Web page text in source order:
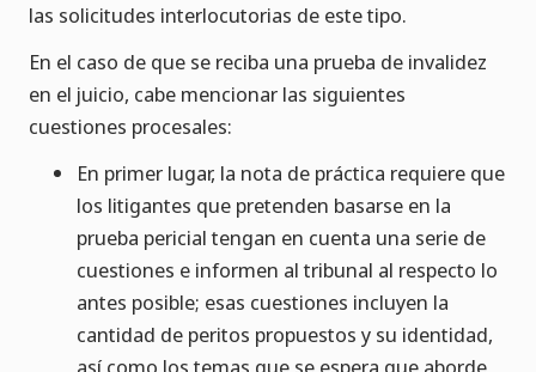
las solicitudes interlocutorias de este tipo.
En el caso de que se reciba una prueba de invalidez
en el juicio, cabe mencionar las siguientes
cuestiones procesales:
En primer lugar, la nota de práctica requiere que
los litigantes que pretenden basarse en la
prueba pericial tengan en cuenta una serie de
cuestiones e informen al tribunal al respecto lo
antes posible; esas cuestiones incluyen la
cantidad de peritos propuestos y su identidad,